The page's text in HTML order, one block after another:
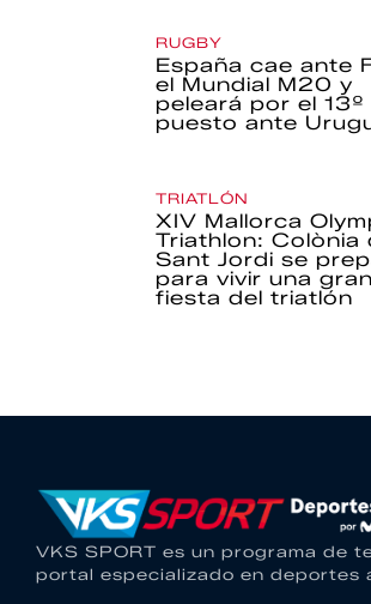
RUGBY
España cae ante
el Mundial M20 y
peleará por el 13º
puesto ante
TRIATLÓN
XIV Mallorca
Triathlon: Colònia
Sant Jordi se
para vivir una gran
fiesta del triatlón
VKS SPORT es un programa de
portal especializado en deportes